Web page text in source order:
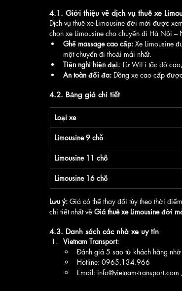
4.1. Giới thiệu về dịch vụ thuê xe
Dịch vụ thuê xe Limousine đời mới được
chọn xe Limousine cho chuyến đi Hà Nội –
Ghế massage cao cấp: Xe Limousine
một chuyến đi thoải mái nhất.
Tiện nghi hiện đại: Từ WiFi tốc độ
An toàn đối đa: Dồng xe cao cấp
4.2. Bảng giá chi tiết
Loại xe
Limousine 9 chỗ
Limousine 11 chỗ
Limousine 16 chỗ
Lưu ý: Giá có thể thay đổi tùy theo thời
chi tiết nhất về Giá thuê xe Limousine đời
4.3. Danh sách các nhà xe uy tín
Vietnam Transport:
Đánh giá 5 sao từ khách hàng
Hotline: 0965.134.966
Email: info@vietnam-transport.com